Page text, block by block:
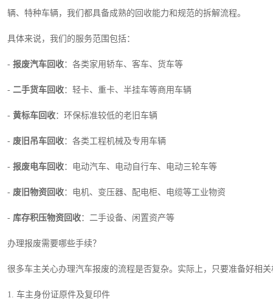
辆、特种车辆，我们都具备成熟的回收能力和规范的拆解流程。
具体来说，我们的服务范围包括：
- 报废汽车回收：各类家用轿车、客车、货车等
- 二手货车回收：轻卡、重卡、半挂车等商用车辆
- 黄标车回收：环保标准较低的老旧车辆
- 废旧吊车回收：各类工程机械及专用车辆
- 报废电车回收：电动汽车、电动自行车、电动三轮车等
- 废旧物资回收：电机、变压器、配电柜、电缆等工业物资
- 库存积压物资回收：二手设备、闲置资产等
办理报废需要哪些手续？
很多车主关心办理汽车报废的流程是否复杂。实际上，只要准备好相
1. 车主身份证原件及复印件